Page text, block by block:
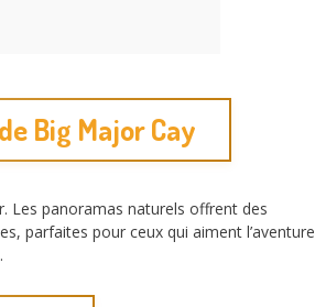
Big Major Cay
Les panoramas naturels offrent des
parfaites pour ceux qui aiment l’aventure